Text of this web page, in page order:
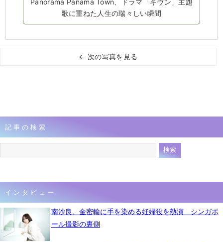
歌に重ねた人生の瑞々しい瞬間
← 次の写真を見る
記事の検索
インタビュー
南沙良、金密輸に手を染める妊婦役を熱演 シンガポ
ール撮影の裏側